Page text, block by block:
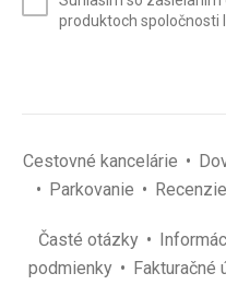
(povinné)
produktoch spoločnosti
Cestovné kancelárie
Parkovanie
Časté otázky
podmienky
Fakturačné